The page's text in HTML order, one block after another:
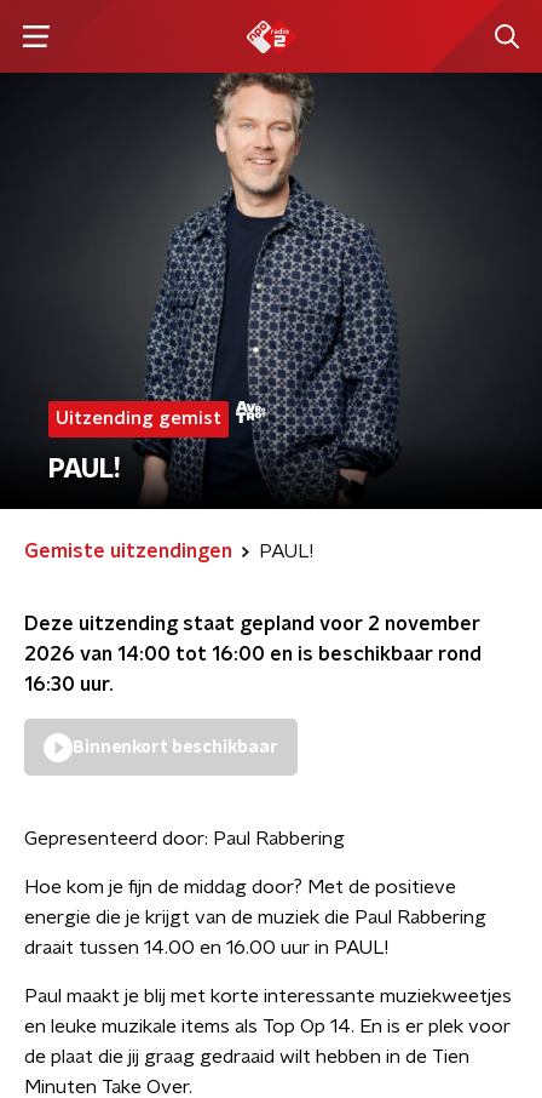
Uitzending gemist
PAUL!
Gemiste uitzendingen PAUL!
Deze uitzending staat gepland voor 2 november
2026 van 14:00 tot 16:00 en is beschikbaar rond
16:30 uur.
Binnenkort beschikbaar
Gepresenteerd door: Paul Rabbering
Hoe kom je fijn de middag door? Met de positieve
energie die je krijgt van de muziek die Paul Rabbering
draait tussen 14.00 en 16.00 uur in PAUL!
Paul maakt je blij met korte interessante muziekweetjes
en leuke muzikale items als Top Op 14. En is er plek voor
de plaat die jij graag gedraaid wilt hebben in de Tien
Minuten Take Over.